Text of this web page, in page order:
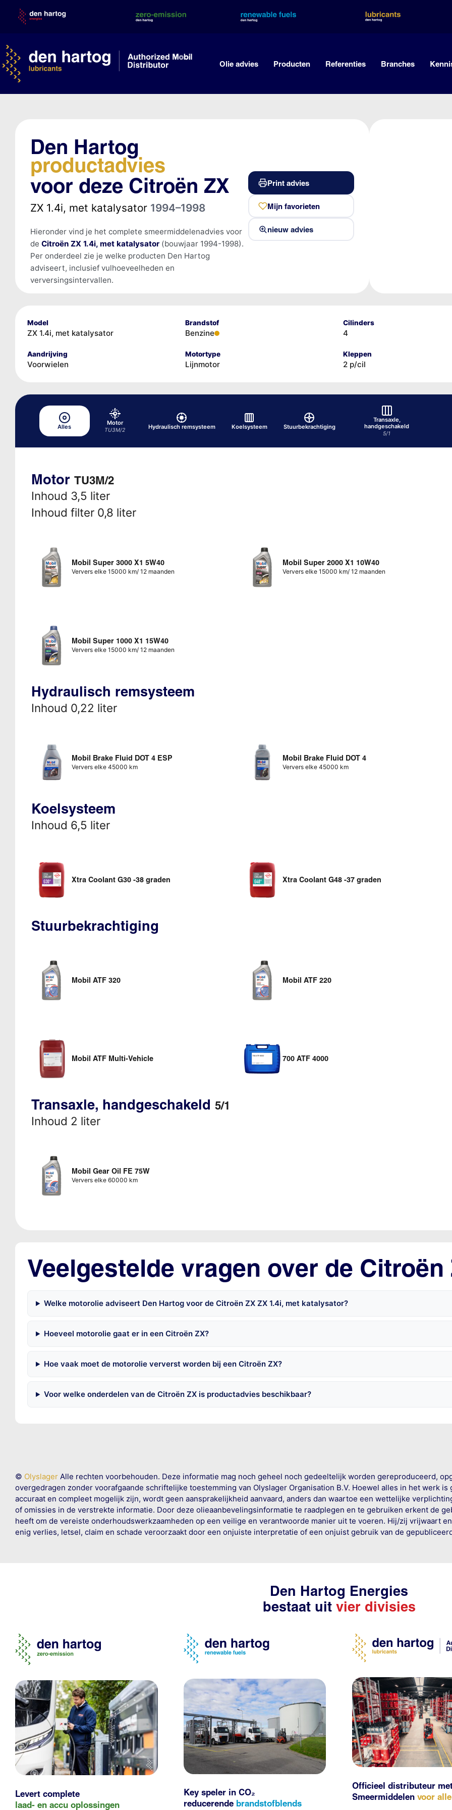
content
Olie advies Producten Referenties Branches
Den Hartog
productadvies
voor deze Citroën ZX
ZX 1.4i, met katalysator 1994–1998
Hieronder vind je het complete smeermiddelenadvies voor
de Citroën ZX 1.4i, met katalysator(bouwjaar 1994-1998).
Per onderdeel zie je welke producten Den Hartog
adviseert, inclusief vulhoeveelheden en
verversingsintervallen.
Print advies
Mijn favorieten
nieuw advies
Model
ZX 1.4i, met katalysator
Brandstof
Benzine
Cilinders
4
Aandrijving
Voorwielen
Motortype
Lijnmotor
Kleppen
2 p/cil
Alles
Motor
TU3M/2 Hydraulisch remsysteem Koelsysteem Stuurbekrachtiging
Transaxle,
handgeschakeld
5/1
Motor TU3M/2
Inhoud 3,5 liter
Inhoud filter 0,8 liter
Mobil Super 3000 X1 5W40
Ververs elke 15000 km/ 12 maanden
Mobil Super 2000 X1 10W40
Ververs elke 15000 km/ 12 maanden
Mobil Super 1000 X1 15W40
Ververs elke 15000 km/ 12 maanden
Hydraulisch remsysteem
Inhoud 0,22 liter
Mobil Brake Fluid DOT 4 ESP
Ververs elke 45000 km
Mobil Brake Fluid DOT 4
Ververs elke 45000 km
Koelsysteem
Inhoud 6,5 liter
Xtra Coolant G30 -38 graden Xtra Coolant G48 -37 graden
Stuurbekrachtiging
Mobil ATF 320 Mobil ATF 220
Mobil ATF Multi-Vehicle 700 ATF 4000
Transaxle, handgeschakeld 5/1
Inhoud 2 liter
Mobil Gear Oil FE 75W
Ververs elke 60000 km
Veelgestelde vragen over de Citroën
Welke motorolie adviseert Den Hartog voor de Citroën ZX ZX 1.4i, met katalysator?
Hoeveel motorolie gaat er in een Citroën ZX?
Hoe vaak moet de motorolie ververst worden bij een Citroën ZX?
Voor welke onderdelen van de Citroën ZX is productadvies beschikbaar?
© OlyslagerAlle rechten voorbehouden. Deze informatie mag noch geheel noch gedeeltelijk worden gereproduceerd,
overgedragen zonder voorafgaande schriftelijke toestemming van Olyslager Organisation B.V. Hoewel alles in het werk
accuraat en compleet mogelijk zijn, wordt geen aansprakelijkheid aanvaard, anders dan waartoe een wettelijke
of omissies in de verstrekte informatie. Door deze olieaanbevelingsinformatie te raadplegen en te gebruiken erkent de
heeft om de vereiste onderhoudswerkzaamheden op een veilige en verantwoorde manier uit te voeren. Hij/zij vrijwaart
enig verlies, letsel, claim en schade veroorzaakt door een onjuiste interpretatie of een onjuist gebruik van de
Den Hartog Energies
bestaat uit vier divisies
Levert complete
laad- en accu oplossingen
Key speler in CO₂
reducerende brandstofblends
Officieel distributeur
Smeermiddelen voor